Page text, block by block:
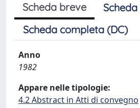
Scheda breve
Scheda completa (DC)
Anno
1982
Appare nelle tipologie:
4.2 Abstract in Atti di convegno